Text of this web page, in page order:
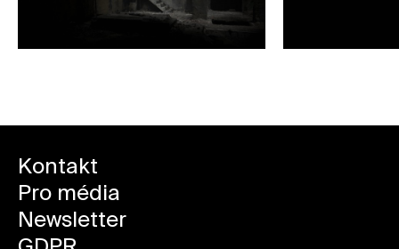
Kontakt
Pro média
Newsletter